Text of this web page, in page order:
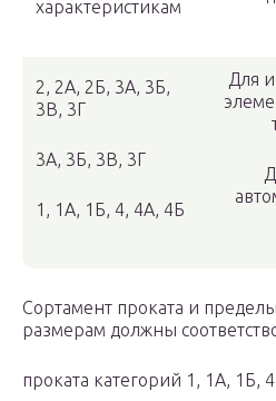
характеристикам
2, 2А, 2Б, 3А, 3Б,
3В, 3Г
3А, 3Б, 3В, 3Г
1, 1А, 1Б, 4, 4А, 4Б
Для
Сортамент проката и
разме­рам должны
проката категорий 1, 1А, 1Б,